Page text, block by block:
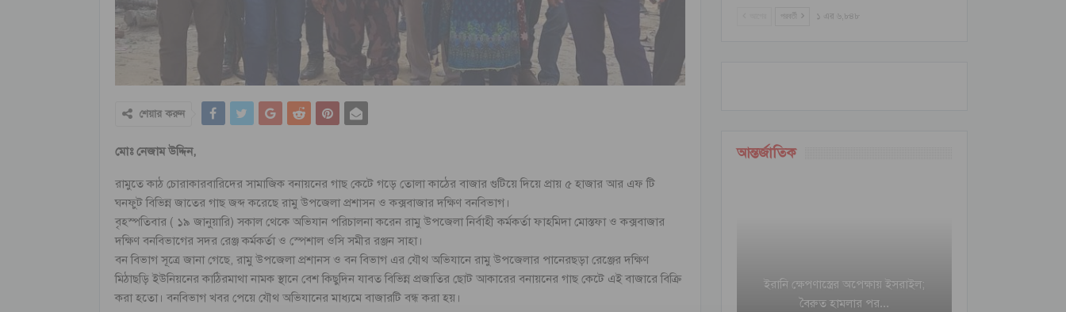
শেয়ার করুন
মোঃ নেজাম উদ্দিন,
রামুতে কাঠ চোরাকারবারিদের সামাজিক বনায়নের গাছ কেটে গড়ে তোলা কাঠের বাজার গুটিয়ে দিয়ে প্রায় ৫ হাজার আর এফ টি
ঘনফুট বিভিন্ন জাতের গাছ জব্দ করেছে রামু উপজেলা প্রশাসন ও কক্সবাজার দক্ষিণ বনবিভাগ।
বৃহস্পতিবার ( ১৯ জানুয়ারি) সকাল থেকে অভিযান পরিচালনা করেন রামু উপজেলা নির্বাহী কর্মকর্তা ফাহমিদা মোস্তফা ও কক্সবাজার
দক্ষিণ বনবিভাগের সদর রেঞ্জ কর্মকর্তা ও স্পেশাল ওসি সমীর রঞ্জন সাহা।
বন বিভাগ সূত্রে জানা গেছে, রামু উপজেলা প্রশানস ও বন বিভাগ এর যৌথ অভিযানে রামু উপজেলার পানেরছড়া রেঞ্জের দক্ষিণ
মিঠাছড়ি ইউনিয়নের কাঠিরমাথা নামক স্থানে বেশ কিছুদিন যাবত বিভিন্ন প্রজাতির ছোট আকারের বনায়নের গাছ কেটে এই বাজারে বিক্রি
করা হতো। বনবিভাগ খবর পেয়ে যৌথ অভিযানের মাধ্যমে বাজারটি বন্ধ করা হয়।
পরবর্তী ১ এর ৬,৮৪৮
আন্তর্জাতিক
ইরানি ক্ষেপণাস্ত্রের অপেক্ষায় ইসরাইল;
বৈরুত হামলার পর…